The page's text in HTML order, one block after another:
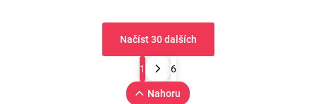
Načíst 30 dalších
1 6
Nahoru